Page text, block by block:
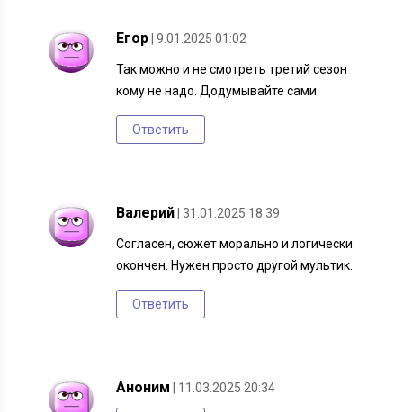
Егор | 9.01.2025 01:02
Так можно и не смотреть третий сезон
кому не надо. Додумывайте сами
Ответить
Валерий | 31.01.2025 18:39
Согласен, сюжет морально и логически
окончен. Нужен просто другой мультик.
Ответить
Аноним | 11.03.2025 20:34